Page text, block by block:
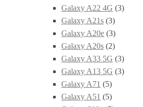
Galaxy A22 4G (3)
Galaxy A21s (3)
Galaxy A20e (3)
Galaxy A20s (2)
Galaxy A33 5G (3)
Galaxy A13 5G (3)
Galaxy A71 (5)
Galaxy A51 (5)